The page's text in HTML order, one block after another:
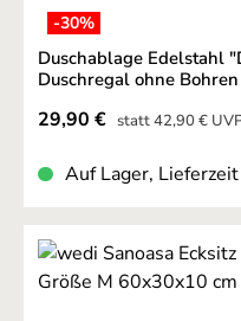
-30%
Duschablage Edelstahl
Duschregal ohne Bohren
Verkaufspreis:
29,90 € stattRegulärer
42,90 €
Auf Lager,